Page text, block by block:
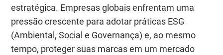
estratégica. Empresas globais enfrentam uma
pressão crescente para adotar práticas ESG
(Ambiental, Social e Governança) e, ao mesmo
tempo, proteger suas marcas em um mercado